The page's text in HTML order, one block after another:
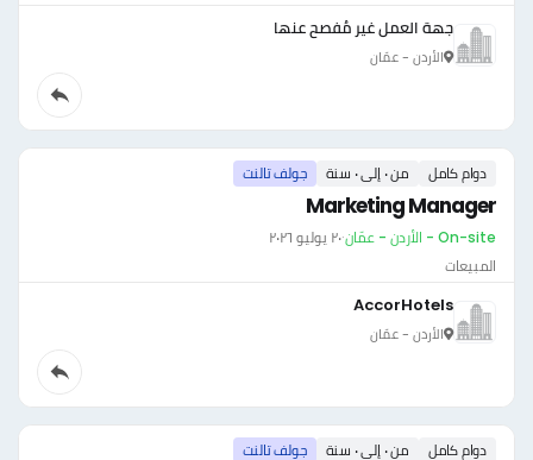
جهة العمل غير مُفصح عنها
الأردن - عمّان
دوام كامل من ٠ إلى ٠ سنة جولف تالنت
Marketing Manager
On-site - الأردن - عمّان ·٢٠ يوليو ٢٠٢٦
المبيعات
AccorHotels
الأردن - عمّان
دوام كامل من ٠ إلى ٠ سنة جولف تالنت